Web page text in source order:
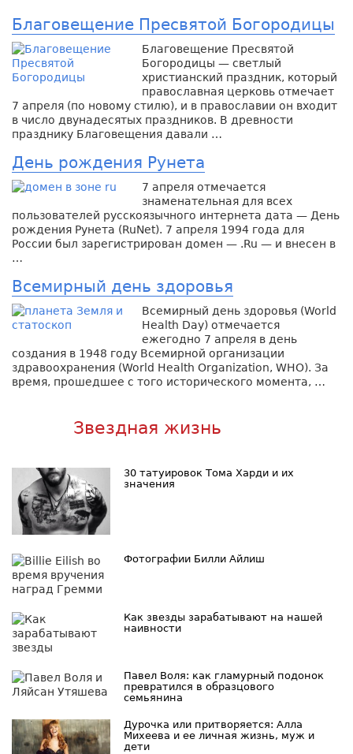
Благовещение Пресвятой Богородицы
Благовещение Пресвятой
Богородицы — светлый
христианский праздник, который
православная церковь отмечает
7 апреля (по новому стилю), и в православии он входит
в число двунадесятых праздников. В древности
празднику Благовещения давали …
День рождения Рунета
7 апреля отмечается
знаменательная для всех
пользователей русскоязычного интернета дата — День
рождения Рунета (RuNet). 7 апреля 1994 года для
России был зарегистрирован домен — .Ru — и внесен в
…
Всемирный день здоровья
Всемирный день здоровья (World
Health Day) отмечается
ежегодно 7 апреля в день
создания в 1948 году Всемирной организации
здравоохранения (World Health Organization, WHO). За
время, прошедшее с того исторического момента, …
Звездная жизнь
30 татуировок Тома Харди и их
значения
Фотографии Билли Айлиш
Как звезды зарабатывают на нашей
наивности
Павел Воля: как гламурный подонок
превратился в образцового
семьянина
Дурочка или притворяется: Алла
Михеева и ее личная жизнь, муж и
дети